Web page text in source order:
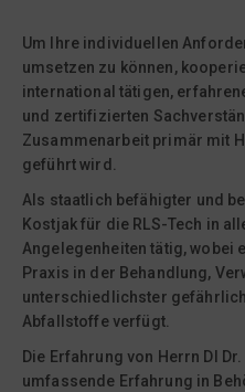
Um Ihre individuellen
umsetzen zu können,
international tätigen,
und zertifizierten
Zusammenarbeit primär mit
geführt wird.
Als staatlich befähigter und
Kostjak für die RLS-Tech in
Angelegenheiten tätig,
Praxis in der Behandlung,
unterschiedlichster
Abfallstoffe verfügt.
Die Erfahrung von Herrn DI
umfassende Erfahrung in